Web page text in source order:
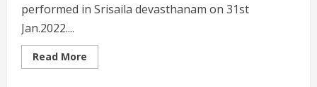
performed in Srisaila devasthanam on 31st
Jan.2022....
Read More
more